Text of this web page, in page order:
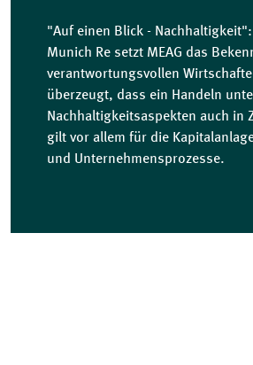
"Auf einen Blick -
Munich Re setzt MEAG das
verantwortungsvollen
überzeugt, dass ein Handeln
Nachhaltigkeitsaspekten auch in
gilt vor allem für die
und Unternehmensprozesse.